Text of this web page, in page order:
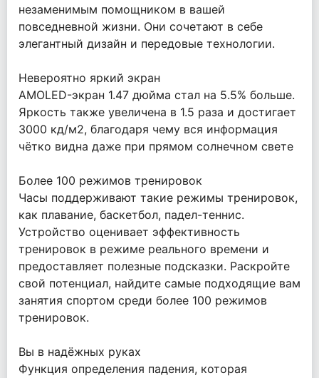
незаменимым помощником в вашей
повседневной жизни. Они сочетают в себе
элегантный дизайн и передовые технологии.
Невероятно яркий экран
AMOLED-экран 1.47 дюйма стал на 5.5% больше.
Яркость также увеличена в 1.5 раза и достигает
3000 кд/м2, благодаря чему вся информация
чётко видна даже при прямом солнечном свете
Более 100 режимов тренировок
Часы поддерживают такие режимы тренировок,
как плавание, баскетбол, падел-теннис.
Устройство оценивает эффективность
тренировок в режиме реального времени и
предоставляет полезные подсказки. Раскройте
свой потенциал, найдите самые подходящие вам
занятия спортом среди более 100 режимов
тренировок.
Вы в надёжных руках
Функция определения падения, которая